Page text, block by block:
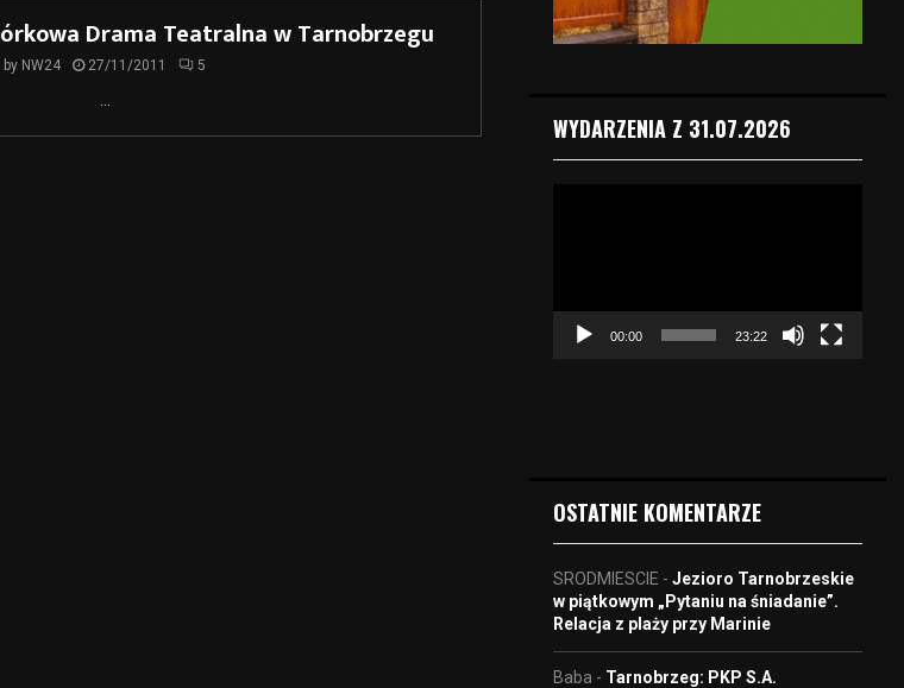
Drama Teatralna w Tarnobrzegu
by NW24 27/11/2011 5
WYDARZENIA Z 31.07.2026
e
o
00:00 23:22
OSTATNIE KOMENTARZE
SRODMIESCIE - Jezioro Tarnobrzeskie
w piątkowym „Pytaniu na śniadanie”.
Relacja z plaży przy Marinie
Baba - Tarnobrzeg: PKP S.A.